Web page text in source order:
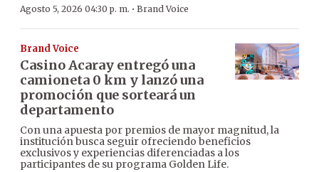
Agosto 5, 2026 04:30 p. m. · Brand Voice
Brand Voice
Casino Acaray entregó una
camioneta 0 km y lanzó una
promoción que sorteará un
departamento
Con una apuesta por premios de mayor magnitud, la
institución busca seguir ofreciendo beneficios
exclusivos y experiencias diferenciadas a los
participantes de su programa Golden Life.